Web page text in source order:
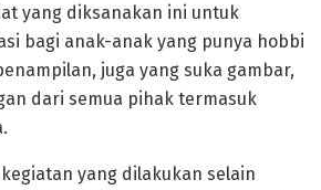
yang diksanakan ini untuk
bagi anak-anak yang punya hobbi
juga yang suka gambar,
dari semua pihak termasuk
yang dilakukan selain